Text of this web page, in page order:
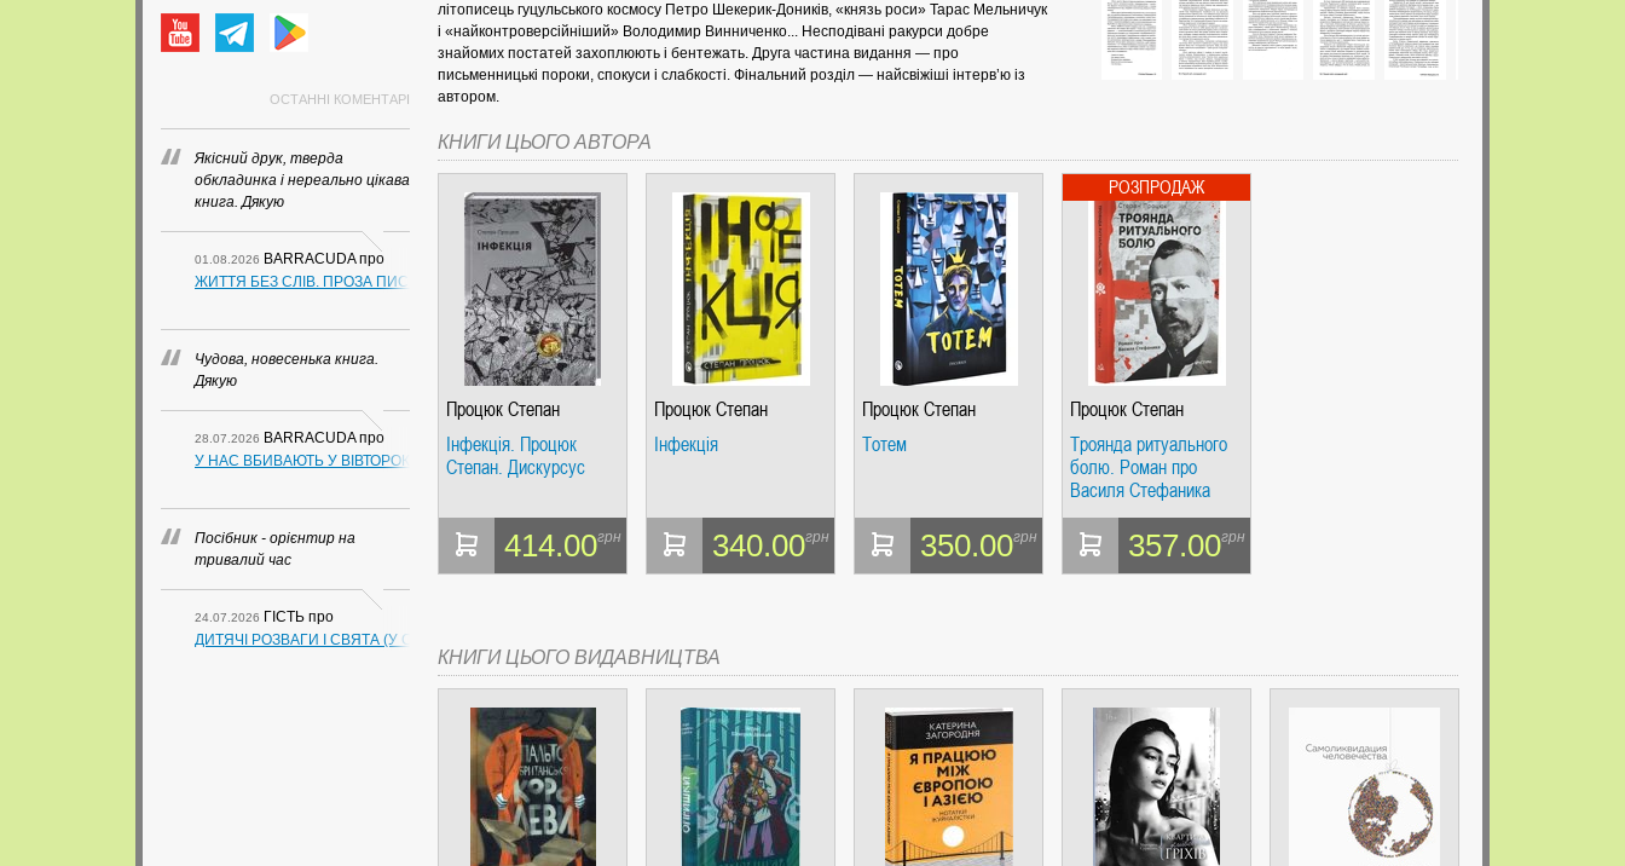
ОСТАННІ КОМЕНТАРІ
Якісний друк, тверда
обкладинка і нереально цікава
книга. Дякую
01.08.2026 BARRACUDAпро
ЖИТТЯ БЕЗ СЛІВ. ПРОЗА ПИСЬМЕННИКІВ ІЗ ГУАНСІ. ГІПЕРІОН
Чудова, новесенька книга.
Дякую
28.07.2026 BARRACUDAпро
У НАС ВБИВАЮТЬ У ВІВТОРОК. СЛАПОВСЬКИЙ О.І. ЧАС
Посібник - орієнтир на
тривалий час
24.07.2026 ГІСТЬ про
ДИТЯЧІ РОЗВАГИ І СВЯТА (У СХЕМАХ, ТАБЛИЦЯХ, ВИЗНАЧЕННЯХ, СЦЕНАРІЯХ). АНТОНІНА ШЕВЧУК. МАНДРІВЕЦЬ
літописець гуцульського космосу Петро Шекерик-Доників, «князь роси» Тарас Мельничук
і «найконтроверсійніший» Володимир Винниченко... Несподівані ракурси добре
знайомих постатей захоплюють і бентежать. Друга частина видання — про
письменницькі пороки, спокуси і слабкості. Фінальний розділ — найсвіжіші інтерв’ю із
автором.
КНИГИ ЦЬОГО АВТОРА
Процюк Степан
Інфекція. Процюк
Степан. Дискурсус
414.00грн
Процюк Степан
Інфекція
340.00грн
Процюк Степан
Тотем
350.00грн
Процюк Степан
Троянда ритуального
болю. Роман про
Василя Стефаника
357.00грн
КНИГИ ЦЬОГО ВИДАВНИЦТВА